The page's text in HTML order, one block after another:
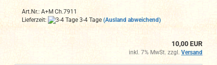
Art.Nr.: A+M Ch.7911
Lieferzeit:
3-4 Tage (Ausland abweichend)
10,00 EUR
inkl. 7% MwSt. zzgl. Versand